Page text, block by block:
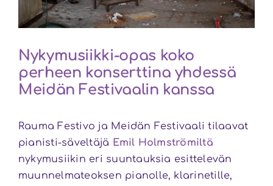
Nykymusiikki-opas koko
perheen konserttina yhdessä
Meidän Festivaalin kanssa
Rauma Festivo ja Meidän Festivaali tilaavat
pianisti-säveltäjä Emil Holmströmiltä
nykymusiikin eri suuntauksia esittelevän
muunnelmateoksen pianolle, klarinetille,